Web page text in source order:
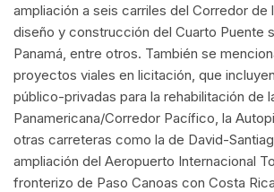
ampliación a seis carriles del Corredor de
diseño y construcción del Cuarto Puente
Panamá, entre otros. También se
proyectos viales en licitación, que
público-privadas para la rehabilitación de
Panamericana/Corredor Pacífico, la
otras carreteras como la de David-
ampliación del Aeropuerto Internacional
fronterizo de Paso Canoas con Costa